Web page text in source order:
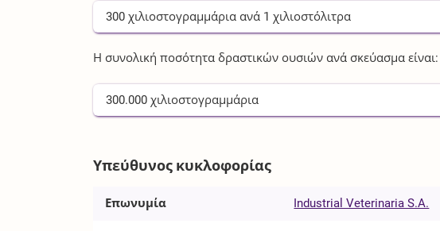
300 χιλιοστογραμμάρια ανά 1 χιλιοστόλιτρα
Η συνολική ποσότητα δραστικών ουσιών ανά σκεύασμα είναι:
300.000 χιλιοστογραμμάρια
Υπεύθυνος κυκλοφορίας
Επωνυμία Industrial Veterinaria S.A.